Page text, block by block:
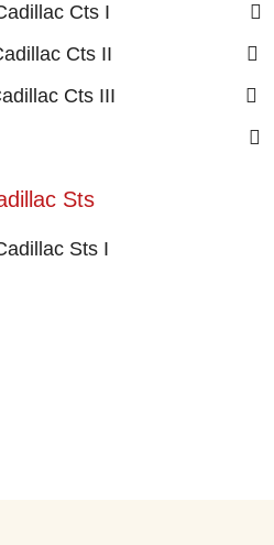
Cts I
Cts II
Cts III
Sts
Sts I